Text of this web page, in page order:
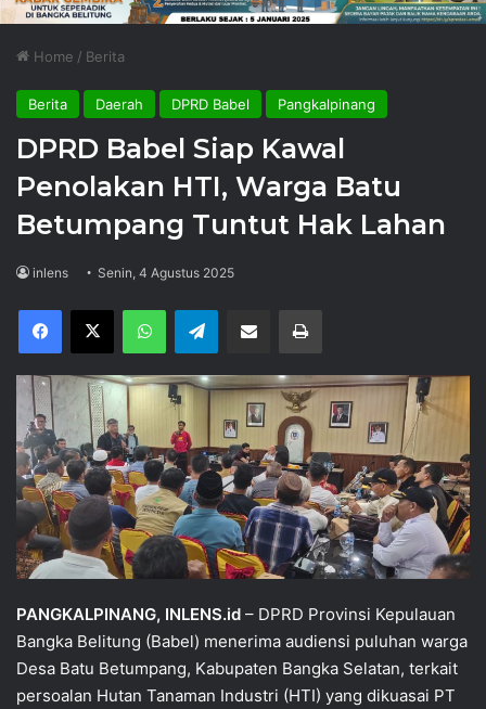
Home / Berita
Berita Daerah DPRD Babel Pangkalpinang
DPRD Babel Siap Kawal
Penolakan HTI, Warga Batu
Betumpang Tuntut Hak Lahan
inlens Senin, 4 Agustus 2025
Facebook
X WhatsAppTelegram Share via Email Print
PANGKALPINANG, INLENS.id – DPRD Provinsi Kepulauan
Bangka Belitung (Babel) menerima audiensi puluhan warga
Desa Batu Betumpang, Kabupaten Bangka Selatan, terkait
persoalan Hutan Tanaman Industri (HTI) yang dikuasai PT